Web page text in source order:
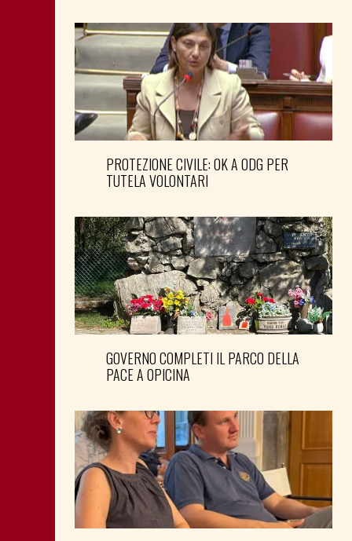
PROTEZIONE CIVILE: OK A ODG PER
TUTELA VOLONTARI
GOVERNO COMPLETI IL PARCO DELLA
PACE A OPICINA